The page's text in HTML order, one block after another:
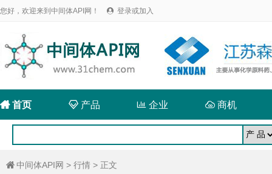
您好，欢迎来到中间体API网！  登录或加入
首页 产品  企业  商机
 中间体API网 > 行情 > 正文